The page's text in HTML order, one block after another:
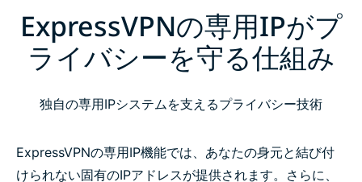
ExpressVPNの専用IPがプ
ライバシーを守る仕組み
独自の専用IPシステムを支えるプライバシー技術
ExpressVPNの専用IP機能では、あなたの身元と結び付
けられない固有のIPアドレスが提供されます。さらに、